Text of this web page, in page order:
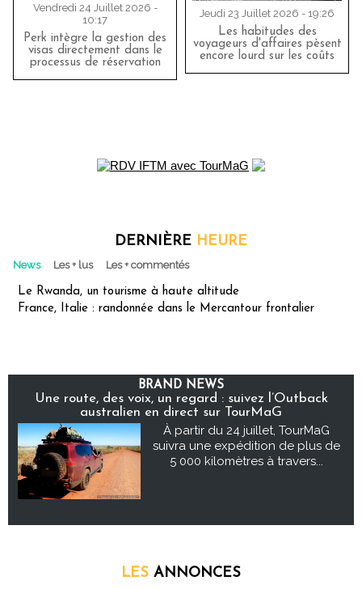
Vendredi 24 Juillet 2026 -
10:17
Perk intègre la gestion des
visas directement dans le
processus de réservation
Jeudi 23 Juillet 2026 - 19:26
Les habitudes des
voyageurs d'affaires pèsent
encore lourd sur les coûts
DERNIÈRE HEURE
News Les + lus Les + commentés
Le Rwanda, un tourisme à haute altitude
France, Italie : randonnée dans le Mercantour frontalier
BRAND NEWS
Une route, des voix, un regard : suivez l’Outback
australien en direct sur TourMaG
À partir du 24 juillet, TourMaG
suivra une expédition de plus de
5 000 kilomètres à travers...
LES ANNONCES